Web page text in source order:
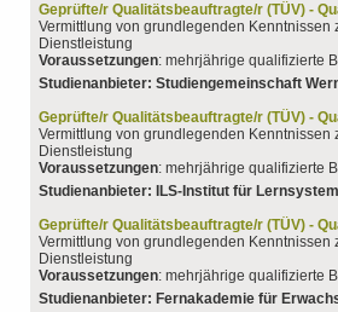
Geprüfte/r Qualitätsbeauftragte/r (TÜV) -
Vermittlung von grundlegenden Kenntnissen
Dienstleistung
Voraussetzungen: mehrjährige qualifizierte
Studienanbieter: Studiengemeinschaft
Geprüfte/r Qualitätsbeauftragte/r (TÜV) -
Vermittlung von grundlegenden Kenntnissen
Dienstleistung
Voraussetzungen: mehrjährige qualifizierte
Studienanbieter: ILS-Institut für
Geprüfte/r Qualitätsbeauftragte/r (TÜV) -
Vermittlung von grundlegenden Kenntnissen
Dienstleistung
Voraussetzungen: mehrjährige qualifizierte
Studienanbieter: Fernakademie für